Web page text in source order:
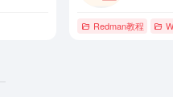
Redman教程